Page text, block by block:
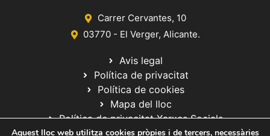
Carrer Cervantes, 10
03770 - El Verger, Alicante.
Avis legal
Política de privacitat
Política de cookies
Mapa del lloc
Política de privacitat Xarxes Socials
Aquest lloc web utilitza cookies pròpies i de tercers, necessàries